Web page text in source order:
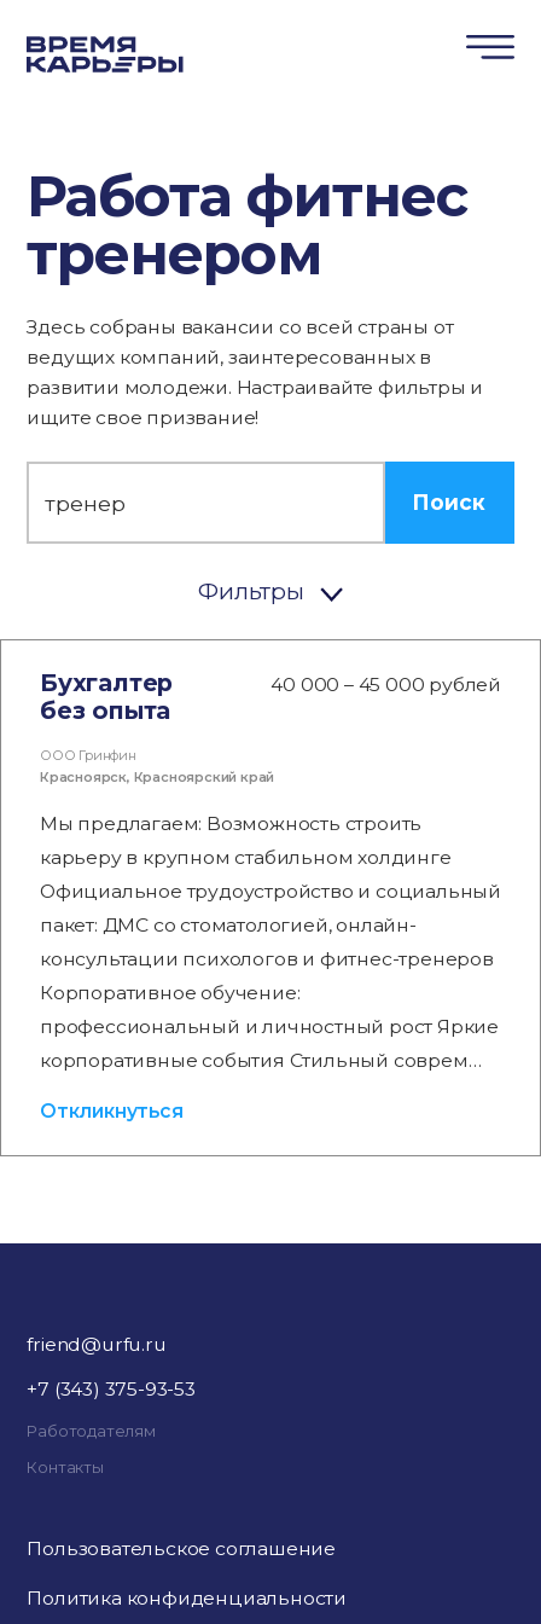
Работа фитнес
тренером
Здесь собраны вакансии со всей страны от
ведущих компаний, заинтересованных в
развитии молодежи. Настраивайте фильтры и
ищите свое призвание!
Поиск
Фильтры
Бухгалтер
без опыта
40 000 – 45 000 рублей
ООО Гринфин
Красноярск, Красноярский край
Мы предлагаем: Возможность строить
карьеру в крупном стабильном холдинге
Официальное трудоустройство и социальный
пакет: ДМС со стоматологией, онлайн-
консультации психологов и фитнес-тренеров
Корпоративное обучение:
профессиональный и личностный рост Яркие
корпоративные события Стильный соврем…
Откликнуться
friend@urfu.ru
+7 (343) 375-93-53
Работодателям
Контакты
Пользовательское соглашение
Политика конфиденциальности